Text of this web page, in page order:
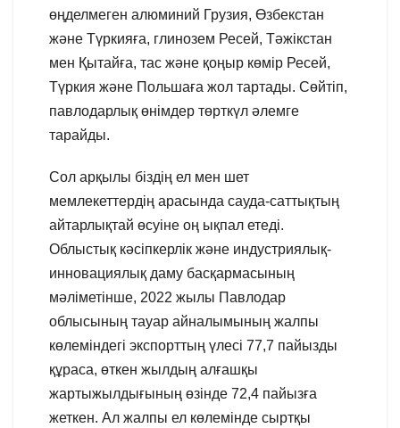
өңделмеген алюминий Грузия, Өзбекстан
және Түркияға, глинозем Ресей, Тәжікстан
мен Қытайға, тас және қоңыр көмір Ресей,
Түркия және Польшаға жол тартады. Сөйтіп,
павлодарлық өнімдер төрткүл әлемге
тарайды.
Сол арқылы біздің ел мен шет
мемлекеттердің арасында сауда-саттықтың
айтарлықтай өсуіне оң ықпал етеді.
Облыстық кәсіпкерлік және индустриялық-
инновациялық даму басқармасының
мәліметінше, 2022 жылы Павлодар
облысының тауар айналымының жалпы
көлеміндегі экспорттың үлесі 77,7 пайызды
құраса, өткен жылдың алғашқы
жартыжылдығының өзінде 72,4 пайызға
жеткен. Ал жалпы ел көлемінде сыртқы